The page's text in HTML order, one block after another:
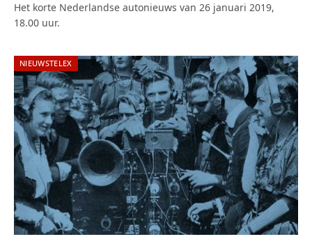
Het korte Nederlandse autonieuws van 26 januari 2019,
18.00 uur.
NIEUWSTELEX